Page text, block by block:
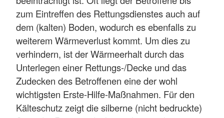
zum Eintreffen des Rettungsdienstes auch auf
dem (kalten) Boden, wodurch es ebenfalls zu
weiterem Wärmeverlust kommt. Um dies zu
verhindern, ist der Wärmeerhalt durch das
Unterlegen einer Rettungs-/Decke und das
Zudecken des Betroffenen eine der wohl
wichtigsten Erste-Hilfe-Maßnahmen. Für den
Kälteschutz zeigt die silberne (nicht bedruckte)